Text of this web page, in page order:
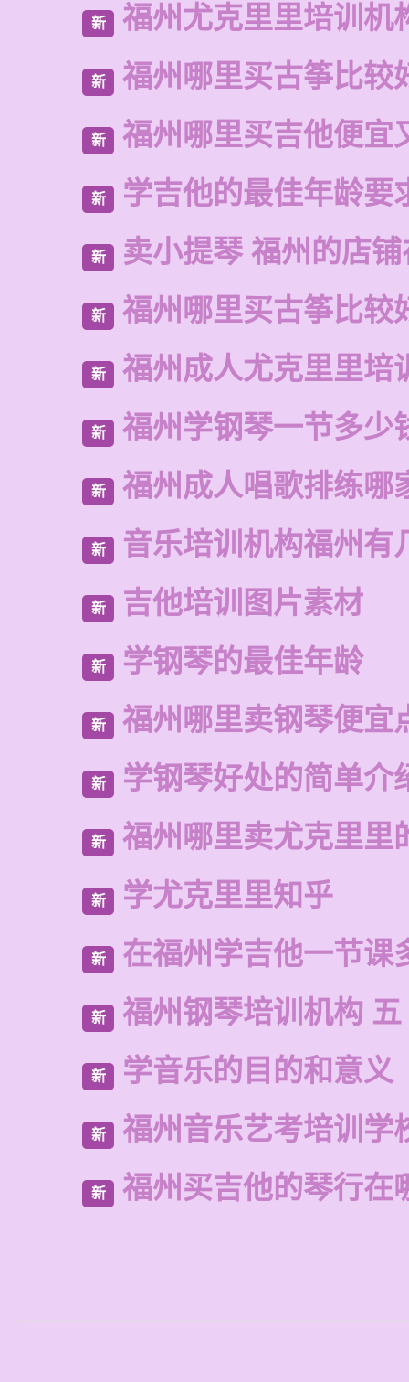
新 福州尤克里里培训机
新 福州哪里买古筝比较
新 福州哪里买吉他便宜
新 学吉他的最佳年龄要
新 卖小提琴 福州的店
新 福州哪里买古筝比较
新 福州成人尤克里里培
新 福州学钢琴一节多少
新 福州成人唱歌排练哪
新 音乐培训机构福州有
新 吉他培训图片素材
新 学钢琴的最佳年龄
新 福州哪里卖钢琴便宜
新 学钢琴好处的简单介
新 福州哪里卖尤克里里
新 学尤克里里知乎
新 在福州学吉他一节课
新 福州钢琴培训机构 五
新 学音乐的目的和意义
新 福州音乐艺考培训学
新 福州买吉他的琴行在